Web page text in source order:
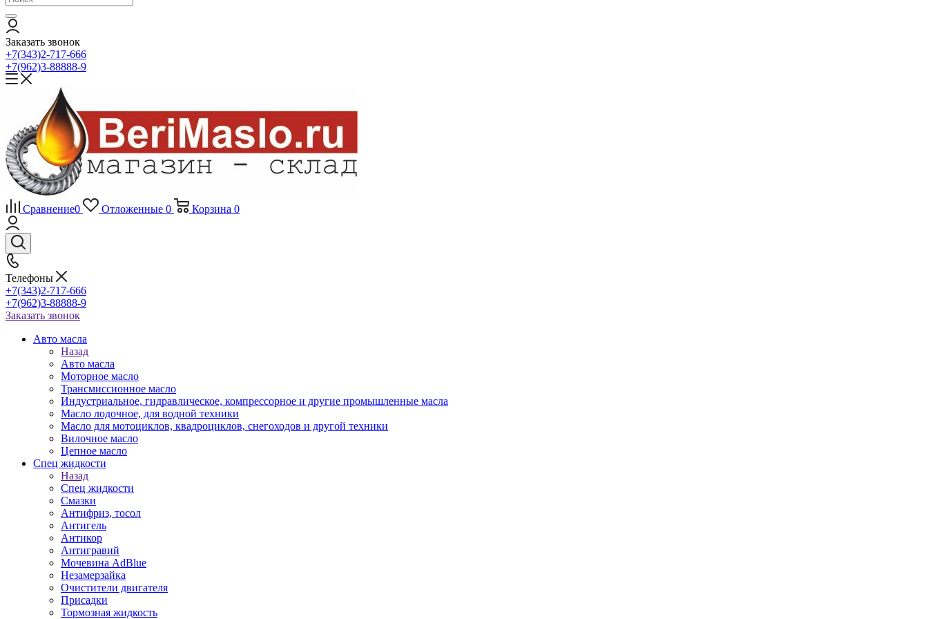
Заказать звонок
+7(343)2-717-666
+7(962)3-88888-9
Сравнение0 Отложенные 0 Корзина 0
Телефоны
+7(343)2-717-666
+7(962)3-88888-9
Заказать звонок
Авто масла
Назад
Авто масла
Моторное масло
Трансмиссионное масло
Индустриальное, гидравлическое, компрессорное и другие промышленные масла
Масло лодочное, для водной техники
Масло для мотоциклов, квадроциклов, снегоходов и другой техники
Вилочное масло
Цепное масло
Спец жидкости
Назад
Спец жидкости
Смазки
Антифриз, тосол
Антигель
Антикор
Антигравий
Мочевина AdBlue
Незамерзайка
Очистители двигателя
Присадки
Тормозная жидкость